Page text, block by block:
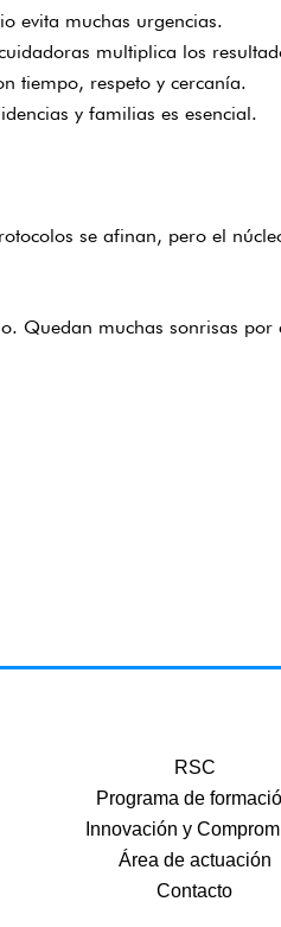
evita muchas urgencias.
multiplica los
tiempo, respeto y cercanía.
y familias es esencial.
se afinan, pero el
Quedan muchas sonrisas por
RSC
Programa de
Innovación y
Área de actuación
Contacto